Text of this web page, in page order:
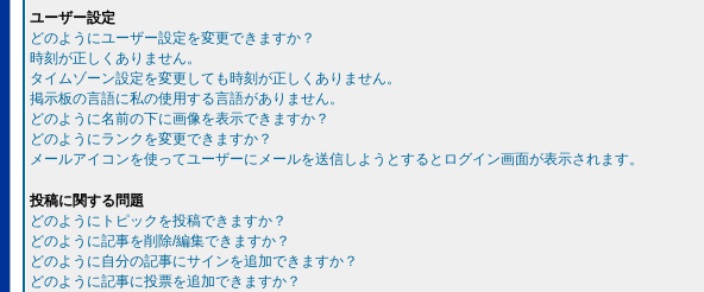
ユーザー設定
どのようにユーザー設定を変更できますか？
時刻が正しくありません。
タイムゾーン設定を変更しても時刻が正しくありません。
掲示板の言語に私の使用する言語がありません。
どのように名前の下に画像を表示できますか？
どのようにランクを変更できますか？
メールアイコンを使ってユーザーにメールを送信しようとするとログイン画面が表示されます。
投稿に関する問題
どのようにトピックを投稿できますか？
どのように記事を削除/編集できますか？
どのように自分の記事にサインを追加できますか？
どのように記事に投票を追加できますか？